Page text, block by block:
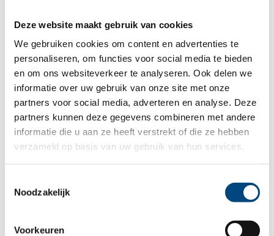
Deze website maakt gebruik van cookies
We gebruiken cookies om content en advertenties te
personaliseren, om functies voor social media te bieden
en om ons websiteverkeer te analyseren. Ook delen we
informatie over uw gebruik van onze site met onze
partners voor social media, adverteren en analyse. Deze
partners kunnen deze gegevens combineren met andere
informatie die u aan ze heeft verstrekt of die ze hebben
verzameld op basis van uw gebruik van hun services.
Noodzakelijk
Voorkeuren
Soms lopen de problemen in een gezin zo
hoog op dat thuis wonen voor een kind echt
(even) niet meer gaat. Dan kunnen we hulp
bieden in de vorm van een Gezinshuis kort
verblijf; hier kunnen kinderen tijdens een